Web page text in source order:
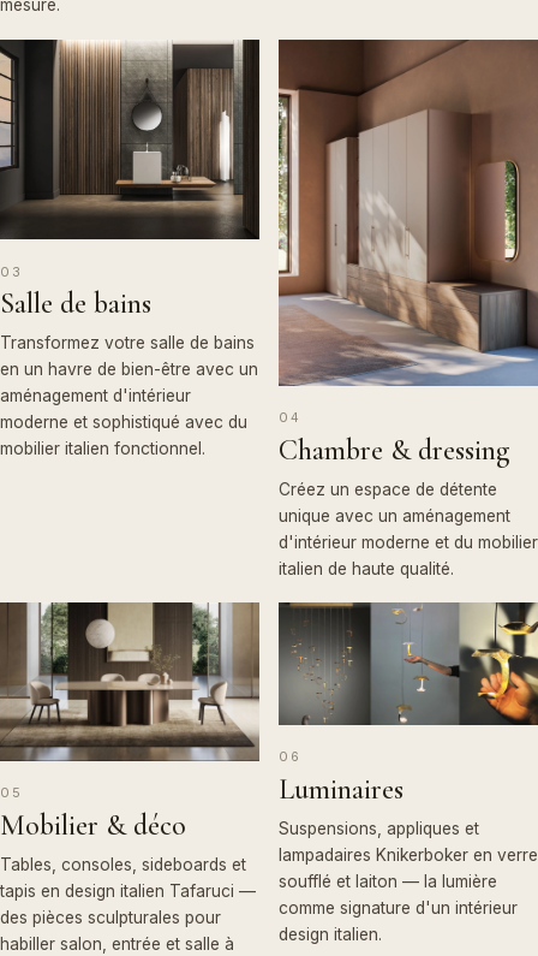
l'étude
aux
Docks
Biarritz.
Votre
cuisiniste
et
agenceur
d'intérieur
DÉCOUVRIR
NOS
ESPACES
→
DÉCOUVRIR
→
design
et
élégant.
DÉCOUVRIR
SALONS
du
mobilier
italien
DÉCOUVRIR
DRESSINGS
aménagement
sophistiqué
avec
mobilier
italien
fonctionnel.
DÉCOUVRIR
salon,
entrée
salle
manger.
DÉCO
lumière
comme
signature
d'un
italien.
NOS
mesure.
03
Salle de bains
Transformez votre salle de bains
en un havre de bien-être avec un
aménagement d'intérieur
moderne et sophistiqué avec du
mobilier italien fonctionnel.
04
Chambre & dressing
Créez un espace de détente
unique avec un aménagement
d'intérieur moderne et du mobilier
italien de haute qualité.
05
Mobilier & déco
Tables, consoles, sideboards et
tapis en design italien Tafaruci —
des pièces sculpturales pour
habiller salon, entrée et salle à
06
Luminaires
Suspensions, appliques et
lampadaires Knikerboker en verre
soufflé et laiton — la lumière
comme signature d'un intérieur
design italien.